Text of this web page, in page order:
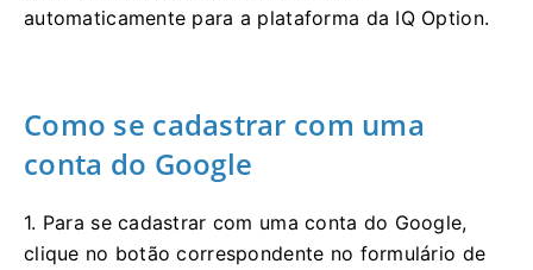
automaticamente para a plataforma da IQ Option.
Como se cadastrar com uma
conta do Google
1. Para se cadastrar com uma conta do Google,
clique no botão correspondente no formulário de